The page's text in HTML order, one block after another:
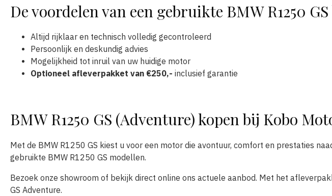
De voordelen van een gebruikte BMW R1250
Altijd rijklaar en technisch volledig gecontroleerd
Persoonlijk en deskundig advies
Mogelijkheid tot inruil van uw huidige motor
Optioneel afleverpakket van €250,- inclusief garantie
BMW R1250 GS (Adventure) kopen bij Kobo
Met de BMW R1250 GS kiest u voor een motor die avontuur, comfort en prestaties
gebruikte BMW R1250 GS modellen.
Bezoek onze showroom of bekijk direct online ons actuele aanbod. Met het
GS Adventure.